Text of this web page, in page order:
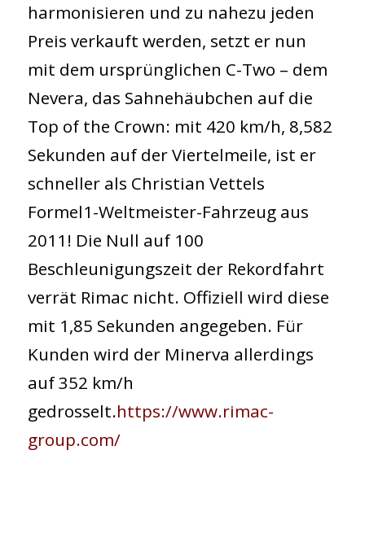
harmonisieren und zu nahezu jeden
Preis verkauft werden, setzt er nun
mit dem ursprünglichen C-Two – dem
Nevera, das Sahnehäubchen auf die
Top of the Crown: mit 420 km/h, 8,582
Sekunden auf der Viertelmeile, ist er
schneller als Christian Vettels
Formel1-Weltmeister-Fahrzeug aus
2011! Die Null auf 100
Beschleunigungszeit der Rekordfahrt
verrät Rimac nicht. Offiziell wird diese
mit 1,85 Sekunden angegeben. Für
Kunden wird der Minerva allerdings
auf 352 km/h
gedrosselt.https://www.rimac-
group.com/